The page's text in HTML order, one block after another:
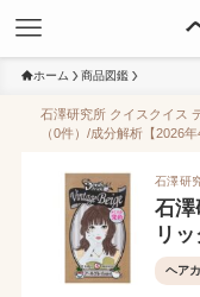
ホーム 商品図鑑
石澤研究所 クイスクイス
（0件）/成分解析【2026年
石澤研
石澤
リ
ヘア